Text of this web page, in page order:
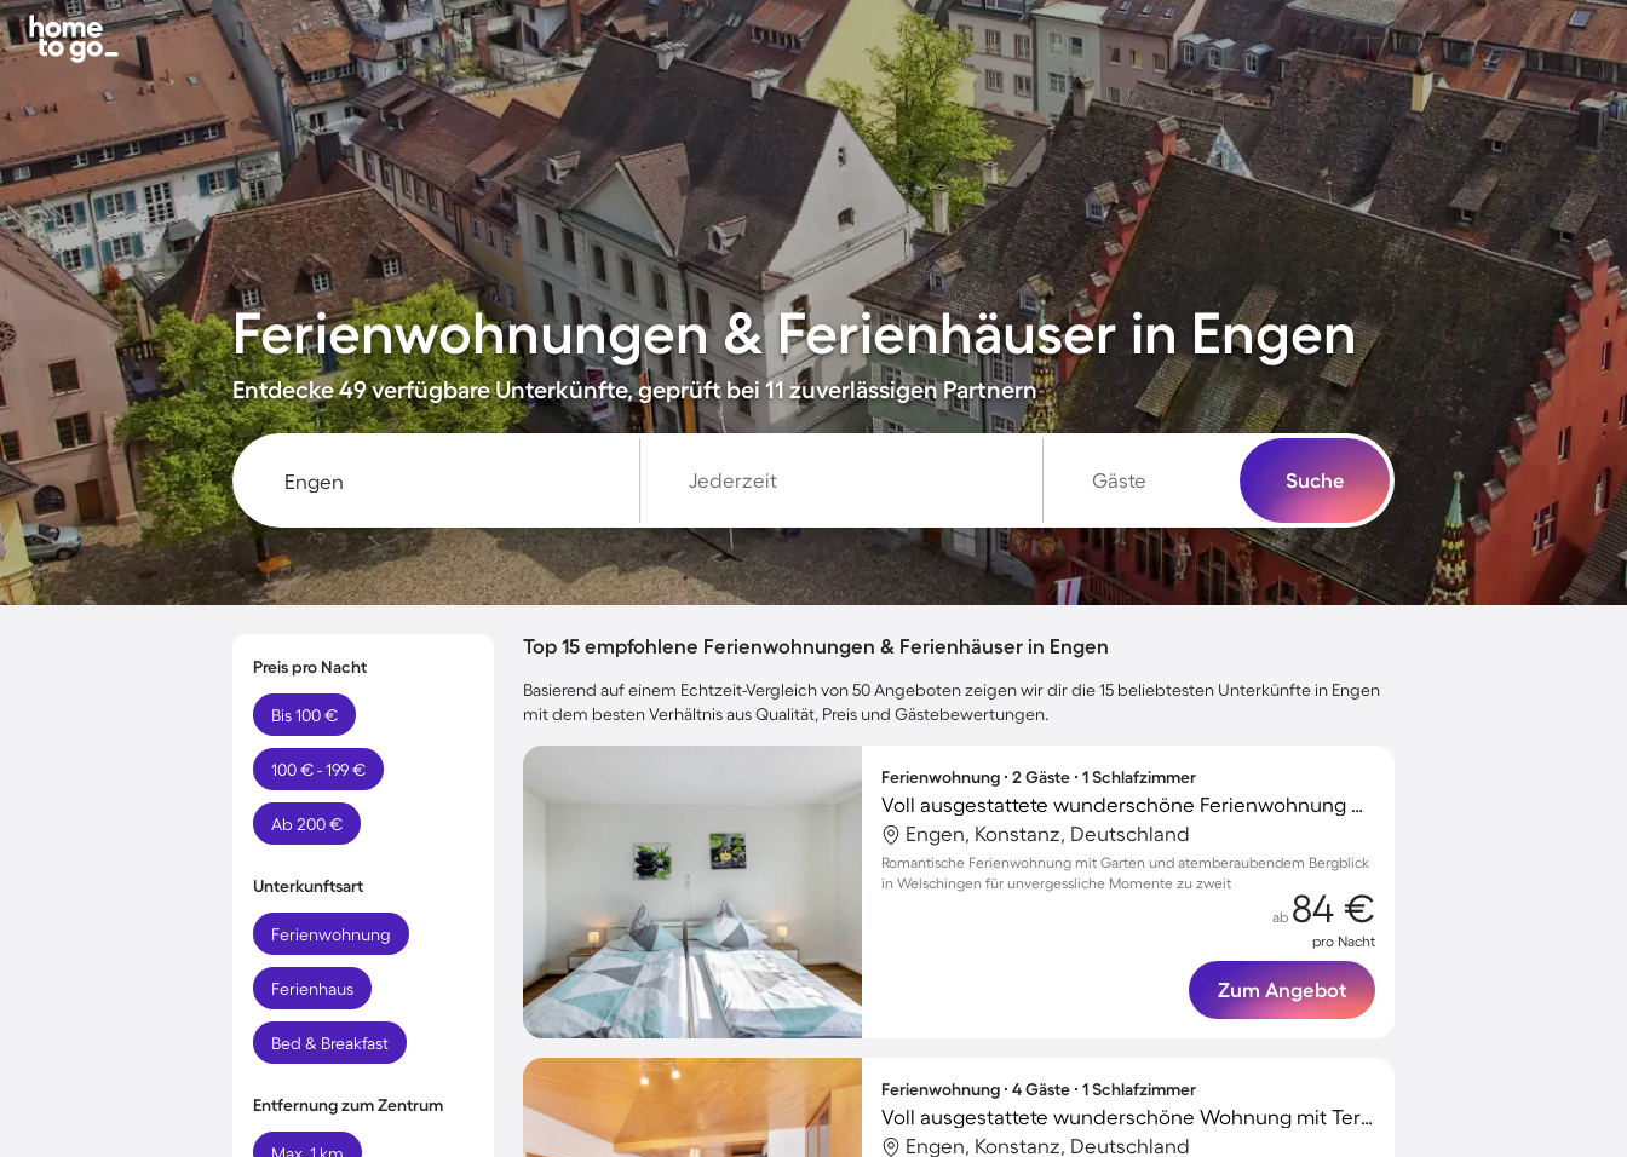
Ferienwohnungen & Ferienhäuser in Engen
Entdecke 49 verfügbare Unterkünfte, geprüft bei 11 zuverlässigen Partnern
Jederzeit Gäste Suche
Preis pro Nacht
Bis 100 €
100 € - 199 €
Ab 200 €
Unterkunftsart
Ferienwohnung
Ferienhaus
Bed & Breakfast
Entfernung zum Zentrum
Max. 1 km
Top 15 empfohlene Ferienwohnungen & Ferienhäuser in Engen
Basierend auf einem Echtzeit-Vergleich von 50 Angeboten zeigen wir dir die 15 beliebtesten Unterkünfte in Engen
mit dem besten Verhältnis aus Qualität, Preis und Gästebewertungen.
Ferienwohnung ∙ 2 Gäste ∙ 1 Schlafzimmer
Voll ausgestattete wunderschöne Ferienwohnung mit Terrasse und Garten | Bergblick
Engen, Konstanz, Deutschland
Romantische Ferienwohnung mit Garten und atemberaubendem Bergblick
in Welschingen für unvergessliche Momente zu zweit
ab 84 €
pro Nacht
Zum Angebot
Ferienwohnung ∙ 4 Gäste ∙ 1 Schlafzimmer
Voll ausgestattete wunderschöne Wohnung mit Terrasse und Garten | Gartenblick
Engen, Konstanz, Deutschland